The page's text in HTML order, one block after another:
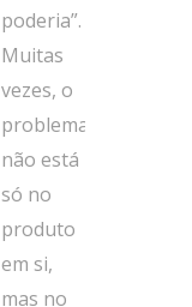
poderia”.
Muitas
vezes, o
problema
não está
só no
produto
em si,
mas no